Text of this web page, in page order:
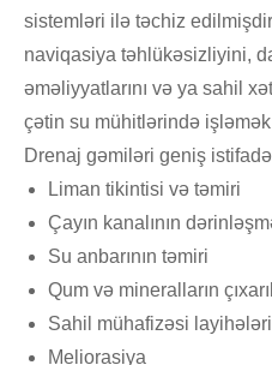
sistemləri ilə təchiz
naviqasiya təhlükəsizliyini,
əməliyyatlarını və ya sahil
çətin su mühitlərində işləmək
Drenaj gəmiləri geniş
Liman tikintisi və təmiri
Çayın kanalının
Su anbarının təmiri
Qum və mineralların
Sahil mühafizəsi layihələri
Meliorasiya